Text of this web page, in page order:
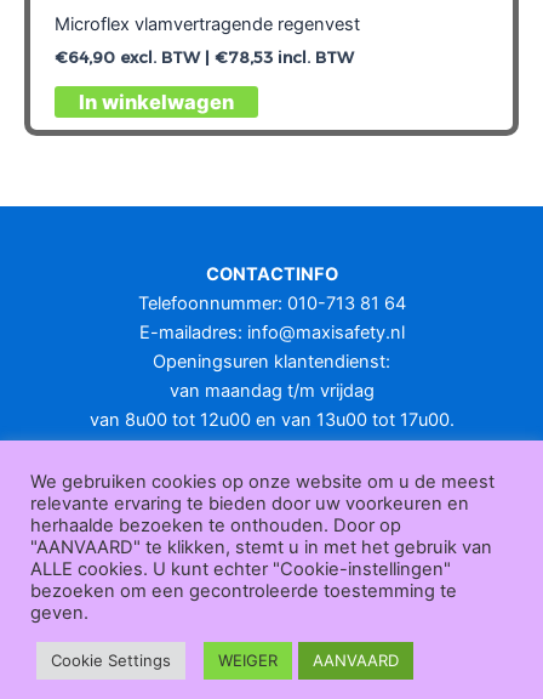
Microflex vlamvertragende regenvest
€64,90excl. BTW | €78,53incl. BTW
In winkelwagen
Dit
product
variaties.
optie
gekozen
worden
op
productpagina
CONTACTINFO
Telefoonnummer: 010-713 81 64
E-mailadres: info@maxisafety.nl
Openingsuren klantendienst:
van maandag t/m vrijdag
van 8u00 tot 12u00 en van 13u00 tot 17u00.
KLANTENSERVICE
Over
ons|Bedrijfsgegevens| F.A.Q.|Bestelprocedure | Betaling
ending | Retourneren|Herroepingsrecht|Herroepingsfunctie
ederverkoop|Bedrukken|Contact
Algemene voorwaarden
Maxisafety.nl © 2026
We gebruiken cookies op onze website om u de meest
relevante ervaring te bieden door uw voorkeuren en
herhaalde bezoeken te onthouden. Door op
"AANVAARD" te klikken, stemt u in met het gebruik van
ALLE cookies. U kunt echter "Cookie-instellingen"
bezoeken om een gecontroleerde toestemming te
geven.
Cookie Settings WEIGER AANVAARD